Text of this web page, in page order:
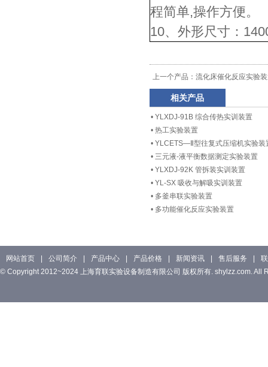
程简单,操作方便。
10、外形尺寸：
上一个产品： 流化床催化反应实验
相关产品
• YLXDJ-91B 综合传热实训装置
• 热工实验装置
• YLCETS—Ⅱ型往复式压缩机实验装
• 三元液-液平衡数据测定实验装置
• YLXDJ-92K 管拆装实训装置
• YL-SX 吸收与解吸实训装置
• 多釜串联实验装置
• 多功能催化反应实验装置
网站首页 公司简介 产品中心 产品价格 新闻资讯 售后服务
© Copyright 2012~2024 上海育联实验设备制造有限公司 版权所有. shylzz.com. All